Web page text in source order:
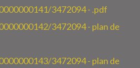
3472094 - .pdf
3472094 - plan de
3472094 - plan de